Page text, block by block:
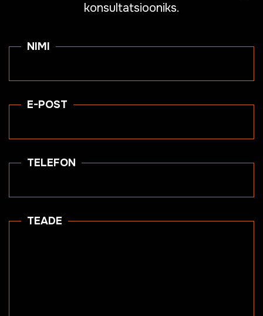
konsultatsiooniks.
NIMI
E-POST
TELEFON
TEADE